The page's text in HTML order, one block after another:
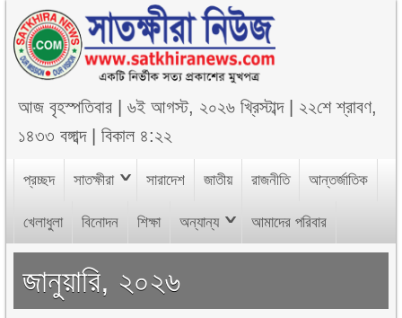
আজবৃহস্পতিবার |৬ই আগস্ট, ২০২৬ খ্রিস্টাব্দ| ২২শে শ্রাবণ,
১৪৩৩ বঙ্গাব্দ|বিকাল ৪:২২
প্রচ্ছদ সাতক্ষীরা সারাদেশ জাতীয় রাজনীতি আন্তর্জাতিক
খেলাধুলা বিনোদন শিক্ষা অন্যান্য আমাদের পরিবার
জানুয়ারি, ২০২৬